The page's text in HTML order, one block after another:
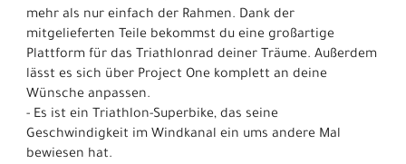
mehr als nur einfach der Rahmen. Dank der
mitgelieferten Teile bekommst du eine großartige
Plattform für das Triathlonrad deiner Träume. Außerdem
lässt es sich über Project One komplett an deine
Wünsche anpassen.
- Es ist ein Triathlon-Superbike, das seine
Geschwindigkeit im Windkanal ein ums andere Mal
bewiesen hat.